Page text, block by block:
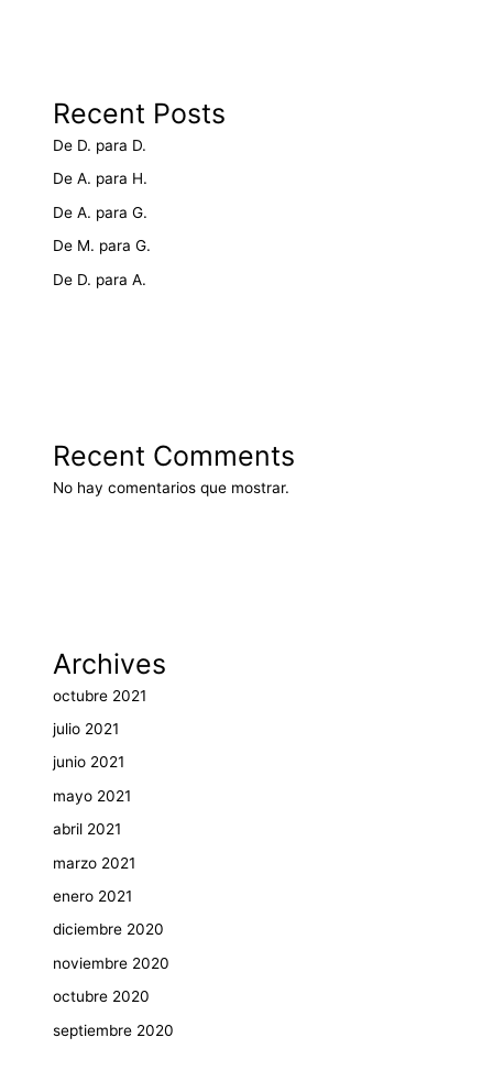
Recent Posts
De D. para D.
De A. para H.
De A. para G.
De M. para G.
De D. para A.
Recent Comments
No hay comentarios que mostrar.
Archives
octubre 2021
julio 2021
junio 2021
mayo 2021
abril 2021
marzo 2021
enero 2021
diciembre 2020
noviembre 2020
octubre 2020
septiembre 2020